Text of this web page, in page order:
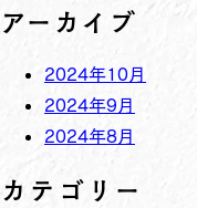
アーカイブ
2024年10月
2024年9月
2024年8月
カテゴリー